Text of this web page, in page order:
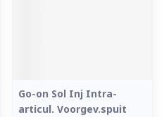
Go-on Sol Inj Intra-
articul. Voorgev.spuit